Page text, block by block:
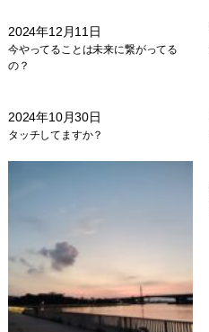
2024年12月11日
今やってることは未来に繋がってる
の？
2024年10月30日
タッチしてますか？